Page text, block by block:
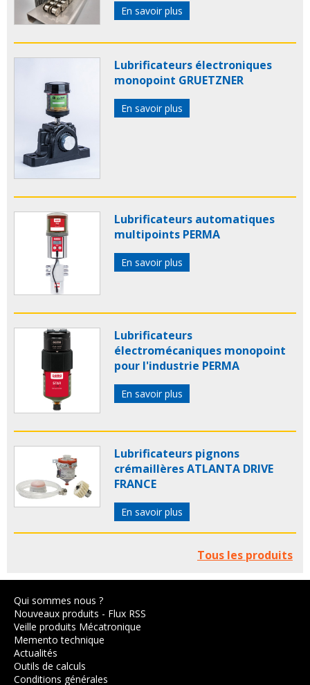
En savoir plus
Lubrificateurs électroniques
monopoint GRUETZNER
En savoir plus
Lubrificateurs automatiques
multipoints PERMA
En savoir plus
Lubrificateurs
électromécaniques monopoint
pour l'industrie PERMA
En savoir plus
Lubrificateurs pignons
crémaillères ATLANTA DRIVE
FRANCE
En savoir plus
Tous les produits
Qui sommes nous ?
Nouveaux produits - Flux RSS
Veille produits Mécatronique
Memento technique
Actualités
Outils de calculs
Conditions générales